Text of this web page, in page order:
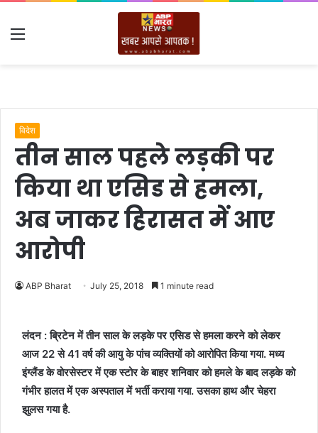
Menu
विदेश
तीन साल पहले लड़की पर
किया था एसिड से हमला,
अब जाकर हिरासत में आए
आरोपी
ABP Bharat July 25, 2018 1 minute read
लंदन : ब्रिटेन में तीन साल के लड़के पर एसिड से हमला करने को लेकर
आज 22 से 41 वर्ष की आयु के पांच व्यक्तियों को आरोपित किया गया. मध्य
इंग्लैंड के वोरसेस्टर में एक स्टोर के बाहर शनिवार को हमले के बाद लड़के को
गंभीर हालत में एक अस्पताल में भर्ती कराया गया. उसका हाथ और चेहरा
झुलस गया है.